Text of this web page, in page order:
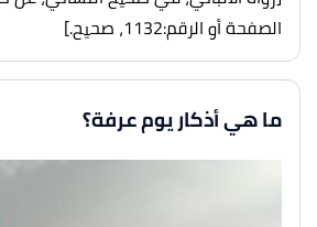
الصفحة أو الرقم:1132، صحيح.]
ما هي أذكار يوم عرفة؟